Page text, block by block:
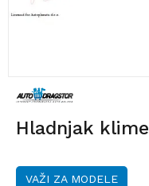
Hladnjak klime
VAŽI ZA MODELE